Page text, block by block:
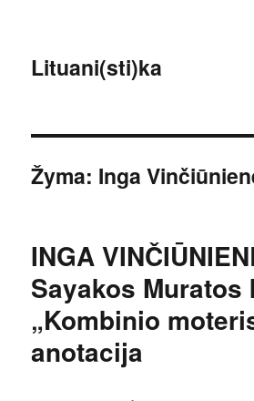
Lituani(sti)ka
Žyma: Inga
INGA
Sayakos Muratos
„Kombinio
anotacija